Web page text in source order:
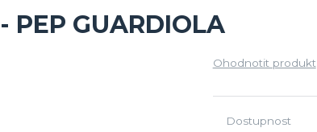
GUARDIOLA
Ohodnotit produkt
Dostupnost